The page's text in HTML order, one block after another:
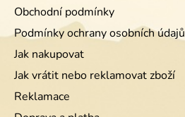
Obchodní podmínky
Podmínky ochrany osobních údajů
Jak nakupovat
Jak vrátit nebo reklamovat zboží
Reklamace